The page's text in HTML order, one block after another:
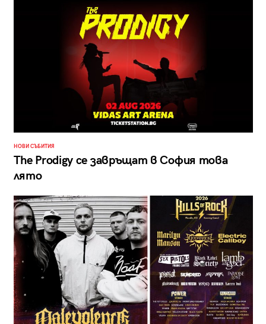
НОВИ СЪБИТИЯ
The Prodigy се завръщат в София това
лято